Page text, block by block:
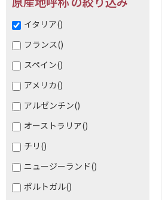
イタリア()
フランス()
スペイン()
アメリカ()
アルゼンチン()
オーストラリア()
チリ ()
ニュージーランド()
ポルトガル()